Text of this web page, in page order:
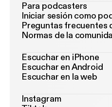
Para podcasters
Iniciar sesión como
Preguntas frecuentes
Normas de la
Escuchar en iPhone
Escuchar en Android
Escuchar en la web
Instagram